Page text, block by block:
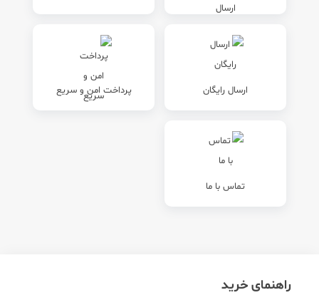
ارسال رایگان پرداخت امن و سریع
تماس با ما
راهنمای خرید